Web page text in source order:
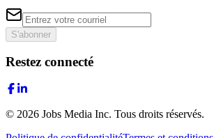
S'abonner
Restez connecté
© 2026 Jobs Media Inc. Tous droits réservés.